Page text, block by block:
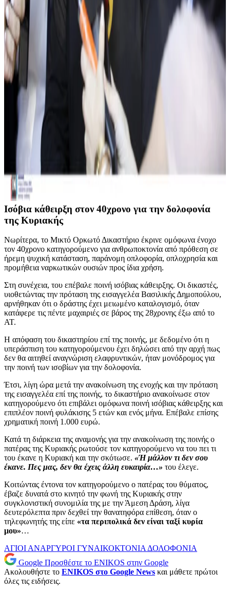
Ισόβια κάθειρξη στον 40χρονο για την δολοφονία
της Κυριακής
Νωρίτερα, το Μικτό Ορκωτό Δικαστήριο έκρινε ομόφωνα ένοχο
τον 40χρονο κατηγορούμενο για ανθρωποκτονία από πρόθεση σε
ήρεμη ψυχική κατάσταση, παράνομη οπλοφορία, οπλοχρησία και
προμήθεια ναρκωτικών ουσιών προς ίδια χρήση.
Στη συνέχεια, του επέβαλε ποινή ισόβιας κάθειρξης. Οι δικαστές,
υιοθετώντας την πρόταση της εισαγγελέα Βασιλικής Δημοπούλου,
αρνήθηκαν ότι ο δράστης έχει μειωμένο καταλογισμό, όταν
κατάφερε τις πέντε μαχαιριές σε βάρος της 28χρονης έξω από το
ΑΤ.
Η απόφαση του δικαστηρίου επί της ποινής, με δεδομένο ότι η
υπεράσπιση του κατηγορούμενου έχει δηλώσει από την αρχή πως
δεν θα αιτηθεί αναγνώριση ελαφρυντικών, ήταν μονόδρομος για
την ποινή των ισοβίων για την δολοφονία.
Έτσι, λίγη ώρα μετά την ανακοίνωση της ενοχής και την πρόταση
της εισαγγελέα επί της ποινής, το δικαστήριο ανακοίνωσε στον
κατηγορούμενο ότι επιβάλει ομόφωνα ποινή ισόβιας κάθειρξης και
επιπλέον ποινή φυλάκισης 5 ετών και ενός μήνα. Επέβαλε επίσης
χρηματική ποινή 1.000 ευρώ.
Κατά τη διάρκεια της αναμονής για την ανακοίνωση της ποινής ο
πατέρας της Κυριακής ρωτούσε τον κατηγορούμενο να του πει τι
του έκανε η Κυριακή και την σκότωσε. «Ή μάλλον τι δεν σου
έκανε. Πες μας, δεν θα έχεις άλλη ευκαιρία…» του έλεγε.
Κοιτώντας έντονα τον κατηγορούμενο ο πατέρας του θύματος,
έβαζε δυνατά στο κινητό την φωνή της Κυριακής στην
συγκλονιστική συνομιλία της με την Άμεση Δράση, λίγα
δευτερόλεπτα πριν δεχθεί την θανατηφόρα επίθεση, όταν ο
τηλεφωνητής της είπε «τα περιπολικά δεν είναι ταξί κυρία
μου»…
ΑΓΙΟΙ ΑΝΑΡΓΥΡΟΙ ΓΥΝΑΙΚΟΚΤΟΝΙΑ ΔΟΛΟΦΟΝΙΑ
Google Προσθέστε το ENIKOS στην Google
Ακολουθήστε το ENIKOS στο Google News και μάθετε πρώτοι
όλες τις ειδήσεις.